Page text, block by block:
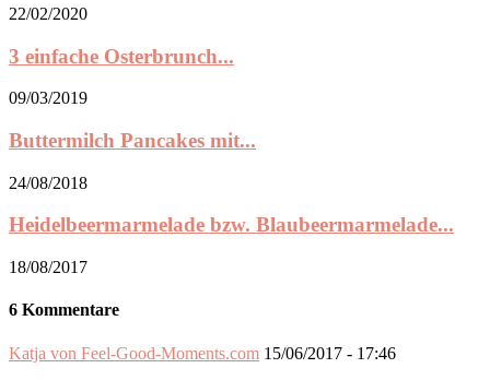
22/02/2020
3 einfache Osterbrunch...
09/03/2019
Buttermilch Pancakes mit...
24/08/2018
Heidelbeermarmelade bzw. Blaubeermarmelade...
18/08/2017
6 Kommentare
Katja von Feel-Good-Moments.com 15/06/2017 - 17:46